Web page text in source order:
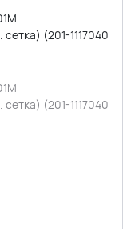
(201-1117040
(201-1117040